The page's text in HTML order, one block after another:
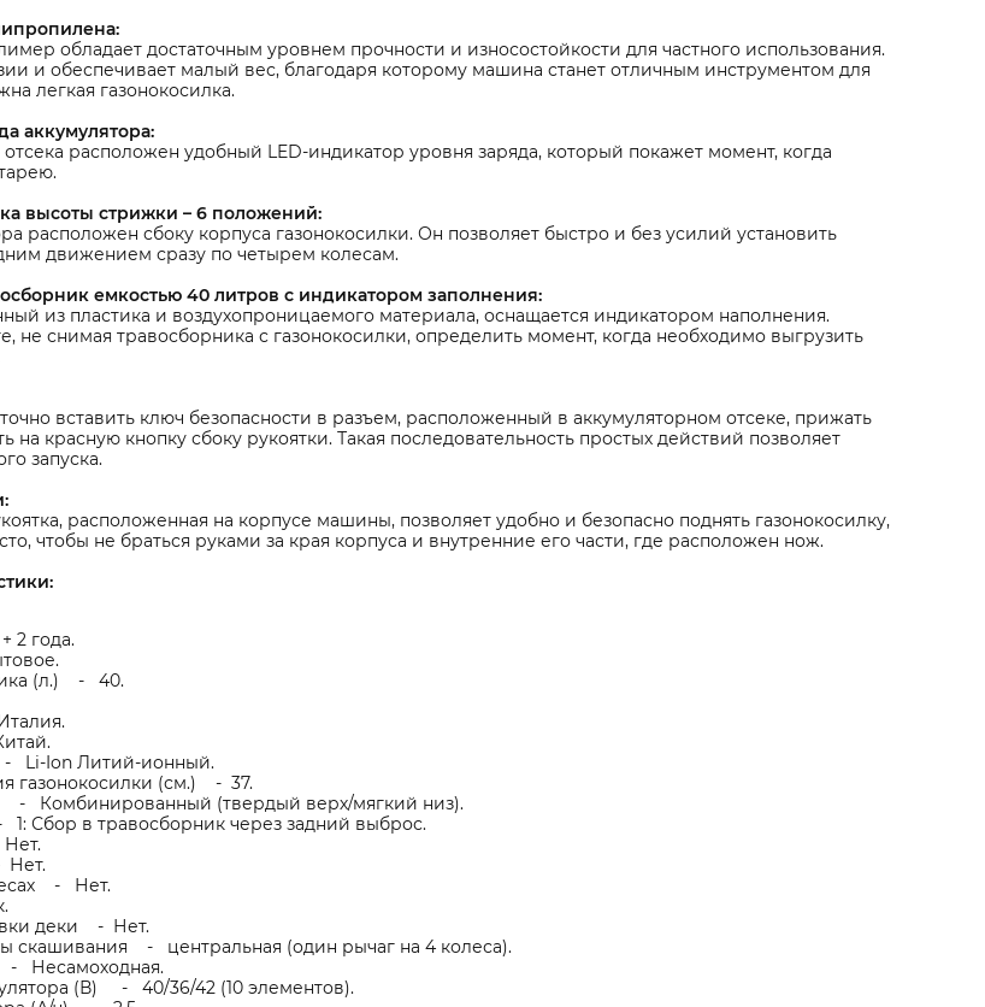
обладает достаточным уровнем прочности и износостойкости для частного использования.
и обеспечивает малый вес, благодаря которому машина станет отличным инструментом для
легкая газонокосилка.
аккумулятора:
расположен удобный LED-индикатор уровня заряда, который покажет момент, когда
высоты стрижки – 6 положений:
расположен сбоку корпуса газонокосилки. Он позволяет быстро и без усилий установить
движением сразу по четырем колесам.
емкостью 40 литров с индикатором заполнения:
из пластика и воздухопроницаемого материала, оснащается индикатором наполнения.
не снимая травосборника с газонокосилки, определить момент, когда необходимо выгрузить
вставить ключ безопасности в разъем, расположенный в аккумуляторном отсеке, прижать
на красную кнопку сбоку рукоятки. Такая последовательность простых действий позволяет
запуска.
расположенная на корпусе машины, позволяет удобно и безопасно поднять газонокосилку,
чтобы не браться руками за края корпуса и внутренние его части, где расположен нож.
2 года.
(л.) - 40.
Li-Ion Литий-ионный.
газонокосилки (см.) - 37.
- Комбинированный (твердый верх/мягкий низ).
Сбор в травосборник через задний выброс.
Нет.
- Нет.
деки - Нет.
скашивания - центральная (один рычаг на 4 колеса).
- Несамоходная.
(В) - 40/36/42 (10 элементов).